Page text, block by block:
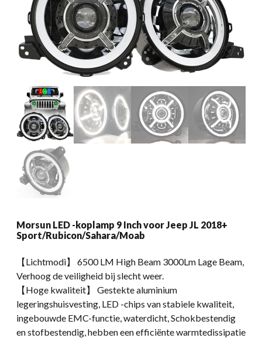
Morsun LED -koplamp 9 Inch voor Jeep JL 2018+
Sport/Rubicon/Sahara/Moab
【Lichtmodi】 6500 LM High Beam 3000Lm Lage Beam,
Verhoog de veiligheid bij slecht weer.
【Hoge kwaliteit】 Gestekte aluminium
legeringshuisvesting, LED -chips van stabiele kwaliteit,
ingebouwde EMC-functie, waterdicht, Schokbestendig
en stofbestendig, hebben een efficiënte warmtedissipatie